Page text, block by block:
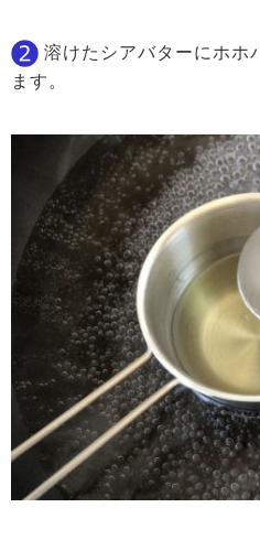
溶けたシアバターにホホ
ます。